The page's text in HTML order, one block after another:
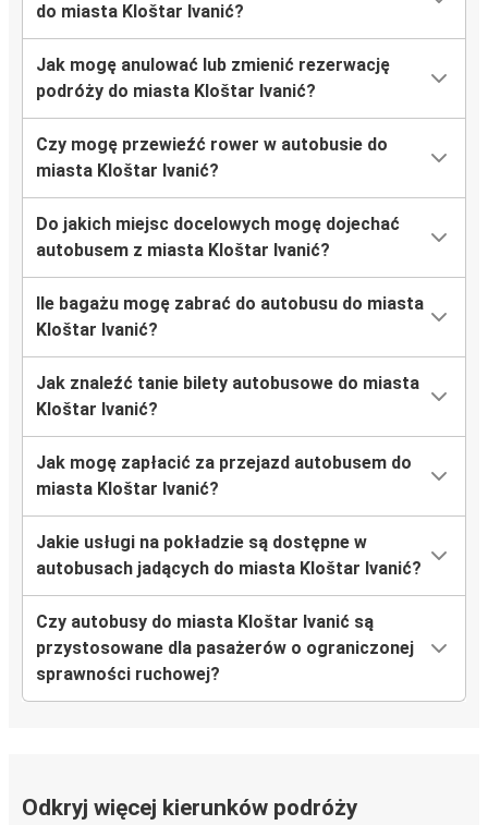
do miasta Kloštar Ivanić?
Jak mogę anulować lub zmienić rezerwację
podróży do miasta Kloštar Ivanić?
Czy mogę przewieźć rower w autobusie do
miasta Kloštar Ivanić?
Do jakich miejsc docelowych mogę dojechać
autobusem z miasta Kloštar Ivanić?
Ile bagażu mogę zabrać do autobusu do miasta
Kloštar Ivanić?
Jak znaleźć tanie bilety autobusowe do miasta
Kloštar Ivanić?
Jak mogę zapłacić za przejazd autobusem do
miasta Kloštar Ivanić?
Jakie usługi na pokładzie są dostępne w
autobusach jadących do miasta Kloštar Ivanić?
Czy autobusy do miasta Kloštar Ivanić są
przystosowane dla pasażerów o ograniczonej
sprawności ruchowej?
Odkryj więcej kierunków podróży